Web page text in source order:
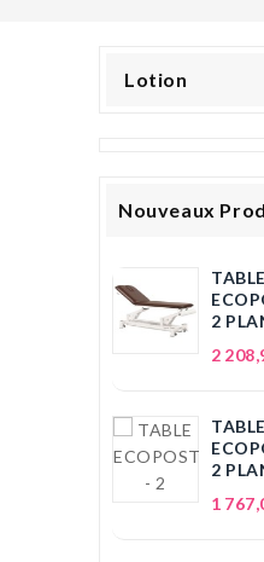
Lotion
Nouveaux
TABLE
2
2
TABLE
2
1